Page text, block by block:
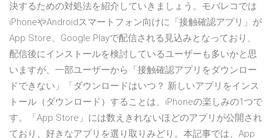
決するための対処法を紹介していきましょう。モバレコでは
iPhoneやAndroidスマートフォン向けに「接触確認アプリ」が
App Store、Google Playで配信される見込みとなっており、
配信後にインストールを検討しているユーザーも多いかと思
いますが、一部ユーザーから「接触確認アプリをダウンロー
ドできない」「ダウンロードはいつ？ 新しいアプリをインス
トール（ダウンロード）することは、iPhoneの楽しみの1つで
す。「App Store」には数えきれないほどのアプリが公開され
ており、好きなアプリを選り取りみどり。本記事では、App